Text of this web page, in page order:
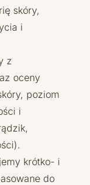
skóry,
i
z
oceny
poziom
i
krótko- i
do